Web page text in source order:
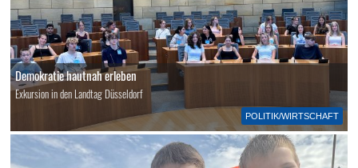
POLITIK/WIRTSCHAFT
Demokratie hautnah erleben
Exkursion in den Landtag Düsseldorf